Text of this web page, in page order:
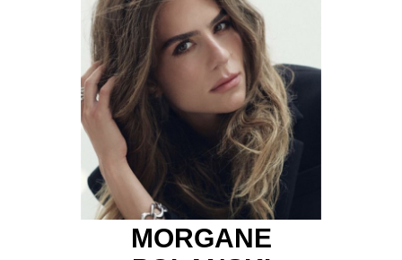
MORGANE